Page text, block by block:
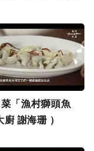
「漁村獅頭魚
謝海珊 ）